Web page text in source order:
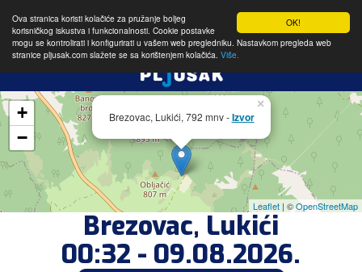
OK!
Ova stranica koristi kolačiće za pružanje boljeg
korisničkog iskustva i funkcionalnosti. Cookie postavke
mogu se kontrolirati i konfigurirati u vašem web pregledniku. Nastavkom pregleda web
stranice pljusak.com slažete se sa korištenjem kolačića. Više.
Brezovac, Lukići, 792 mnv -Izvor
×
+
−
Leaflet | ©OpenStreetMap
Brezovac, Lukići
00:32 - 09.08.2026.